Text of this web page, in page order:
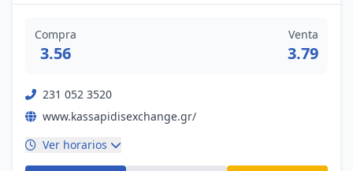
Compra
3.56
Venta
3.79
231 052 3520
www.kassapidisexchange.gr/
Ver horarios